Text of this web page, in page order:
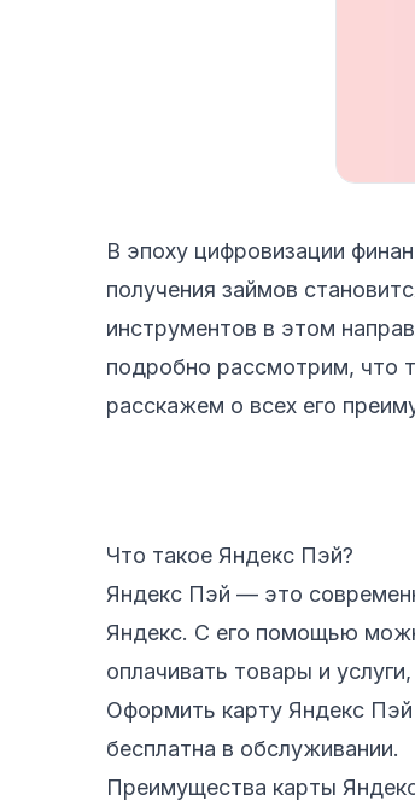
В эпоху цифровизации
получения займов
инструментов в этом
подробно рассмотрим, что
расскажем о всех его
Что такое Яндекс Пэй?
Яндекс Пэй — это
Яндекс. С его помощью
оплачивать товары и
Оформить карту Яндекс
бесплатна в обслуживании.
Преимущества карты